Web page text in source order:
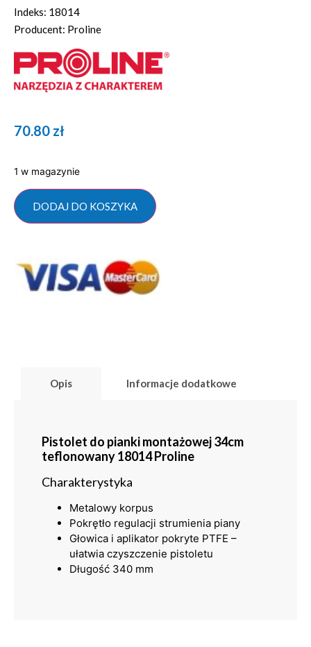
Indeks: 18014
Producent: Proline
70.80 zł
1 w magazynie
DODAJ DO KOSZYKA
Opis Informacje dodatkowe
Pistolet do pianki montażowej 34cm
teflonowany 18014 Proline
Charakterystyka
Metalowy korpus
Pokrętło regulacji strumienia piany
Głowica i aplikator pokryte PTFE –
ułatwia czyszczenie pistoletu
Długość 340 mm